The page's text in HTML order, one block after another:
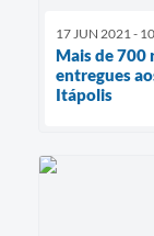
17 JUN 2021 -
Mais de 700
entregues
Itápolis